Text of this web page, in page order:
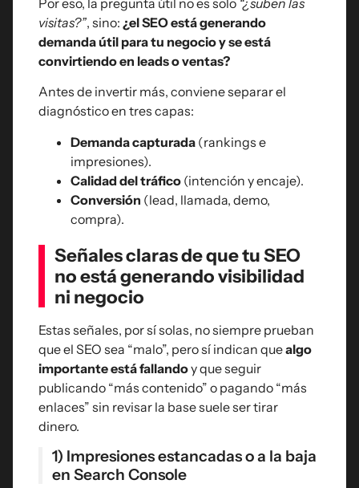
Por eso, la pregunta útil no es solo “¿suben las
visitas?”, sino: ¿el SEO está generando
demanda útil para tu negocio y se está
convirtiendo en leads o ventas?
Antes de invertir más, conviene separar el
diagnóstico en tres capas:
Demanda capturada (rankings e
impresiones).
Calidad del tráfico (intención y encaje).
Conversión (lead, llamada, demo,
compra).
Señales claras de que tu SEO
no está generando visibilidad
ni negocio
Estas señales, por sí solas, no siempre prueban
que el SEO sea “malo”, pero sí indican quealgo
importante está fallandoy que seguir
publicando “más contenido” o pagando “más
enlaces” sin revisar la base suele ser tirar
dinero.
1) Impresiones estancadas o a la baja
en Search Console